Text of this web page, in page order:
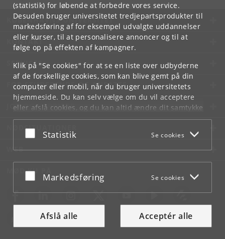
(statistik) for løbende at forbedre vores service.
Desuden bruger universitetet tredjepartsprodukter til
markedsføring af for eksempel udvalgte uddannelser
eller kurser, til at personalisere annoncer og til at
følge op på effekten af kampagner.
Klik på "Se cookies" for at se en liste over udbyderne
af de forskellige cookies, som kan blive gemt på din
computer eller mobil, når du bruger universitetets
hjemmeside. Du kan selv vælge om du vil acceptere
eller afslå cookies, og du kan altid ændre dit samtykke
underCookie- og privatlivspolitiksom du finder i
bunden af hver side.
Acceptér eller afslå
Statistik Se cookies
Acceptér eller afslå
Markedsføring Se cookies
Afslå alle Acceptér alle
KØBENHAVNS UNIVERSITET
KONTAKT
SERVICES
FOR STUDERENDE OG ANSATTE
JOB OG KARRIERE
NØDSITUATIONER
WEB
MØD KU PÅ